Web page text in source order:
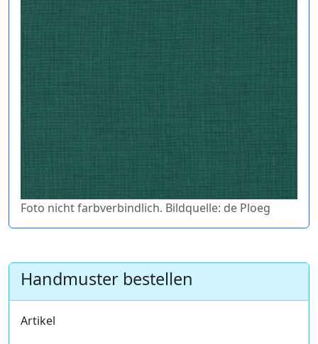
Foto nicht farbverbindlich. Bildquelle: de Ploeg
Handmuster bestellen
Artikel